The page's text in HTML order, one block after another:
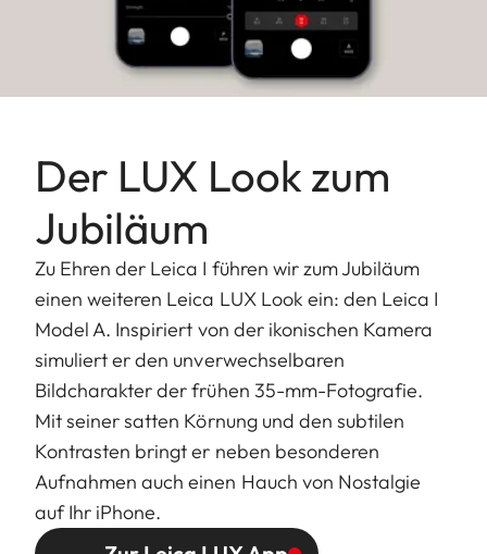
Der LUX Look zum
Jubiläum
Zu Ehren der Leica I führen wir zum Jubiläum
einen weiteren Leica LUX Look ein: den Leica I
Model A. Inspiriert von der ikonischen Kamera
simuliert er den unverwechselbaren
Bildcharakter der frühen 35-mm-Fotografie.
Mit seiner satten Körnung und den subtilen
Kontrasten bringt er neben besonderen
Aufnahmen auch einen Hauch von Nostalgie
auf Ihr iPhone.